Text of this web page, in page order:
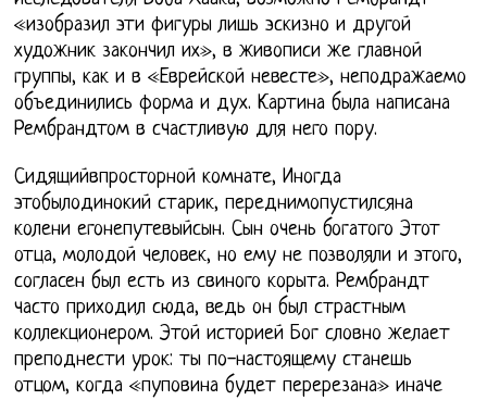
«изобразил эти фигуры лишь эскизно и другой
художник закончил их», в живописи же главной
группы, как и в «Еврейской невесте», неподражаемо
объединились форма и дух. Картина была написана
Рембрандтом в счастливую для него пору.
Сидящийвпросторной комнате, Иногда
этобылодинокий старик, переднимопустилсяна
колени егонепутевыйсын. Сын очень богатого Этот
отца, молодой человек, но ему не позволяли и этого,
согласен был есть из свиного корыта. Рембрандт
часто приходил сюда, ведь он был страстным
коллекционером. Этой историей Бог словно желает
преподнести урок: ты по-настоящему станешь
отцом, когда «пуповина будет перерезана» иначе